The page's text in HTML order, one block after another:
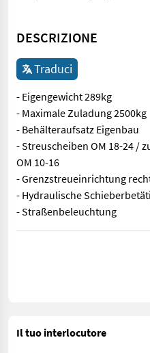
DESCRIZIONE
Traduci
- Eigengewicht 289kg
- Maximale Zuladung 2500kg
- Behälteraufsatz Eigenbau
- Streuscheiben OM 18-24 /
OM 10-16
- Grenzstreueinrichtung
- Hydraulische
- Straßenbeleuchtung
- Eigengewicht 289kg -
Il tuo interlocutore